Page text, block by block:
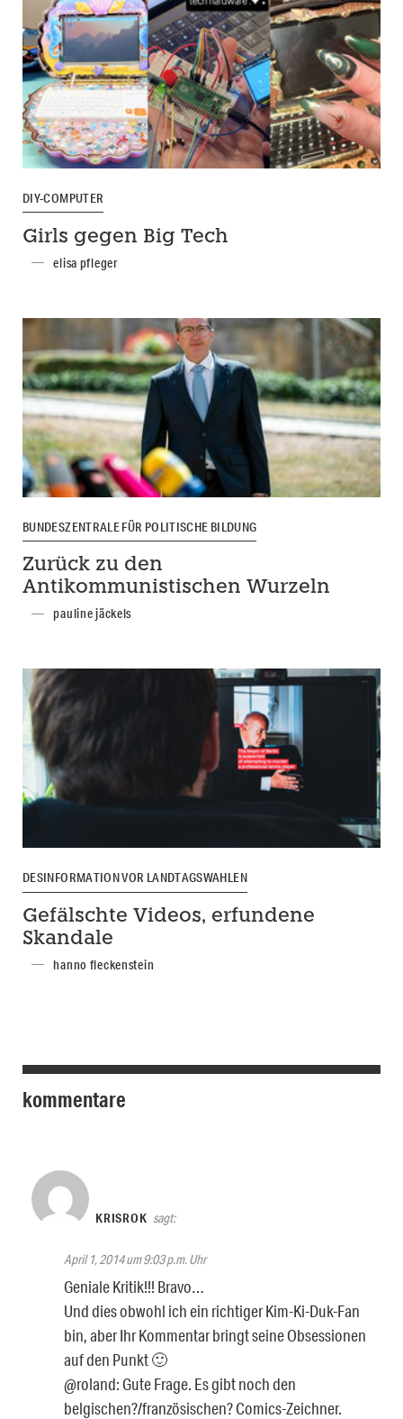
DIY-COMPUTER
Girls gegen Big Tech
elisa pfleger
BUNDESZENTRALE FÜR POLITISCHE BILDUNG
Zurück zu den
Antikommunistischen Wurzeln
pauline jäckels
DESINFORMATION VOR LANDTAGSWAHLEN
Gefälschte Videos, erfundene
Skandale
hanno fleckenstein
kommentare
KRISROK sagt:
April 1, 2014 um 9:03 p.m. Uhr
Geniale Kritik!!! Bravo…
Und dies obwohl ich ein richtiger Kim-Ki-Duk-Fan
bin, aber Ihr Kommentar bringt seine Obsessionen
auf den Punkt 🙂
@roland: Gute Frage. Es gibt noch den
belgischen?/französischen? Comics-Zeichner.